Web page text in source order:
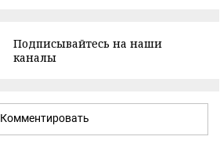
Подписывайтесь на наши
каналы
Комментировать